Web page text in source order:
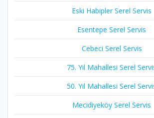
Eski Habipler Serel Servis
Esentepe Serel Servis
Cebeci Serel Servis
75. Yıl Mahallesi Serel
50. Yıl Mahallesi Serel
Mecidiyeköy Serel Servis